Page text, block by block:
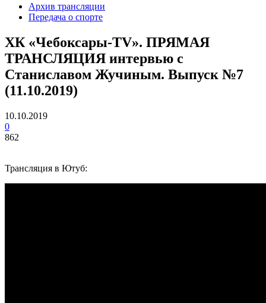
Архив трансляции
Передача о спорте
ХК «Чебоксары-TV». ПРЯМАЯ
ТРАНСЛЯЦИЯ интервью с
Станиславом Жучиным. Выпуск №7
(11.10.2019)
10.10.2019
0
862
Трансляция в Ютуб: